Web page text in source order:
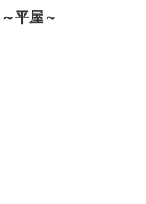
～平屋～